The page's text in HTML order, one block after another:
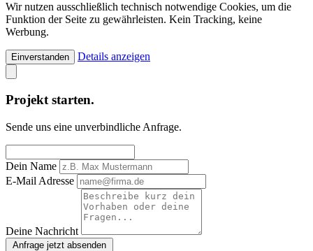
Wir nutzen ausschließlich technisch notwendige Cookies, um die
Funktion der Seite zu gewährleisten. Kein Tracking, keine
Werbung.
Einverstanden Details anzeigen
Projekt starten.
Sende uns eine unverbindliche Anfrage.
Dein Name
E-Mail Adresse
Deine Nachricht
Anfrage jetzt absenden